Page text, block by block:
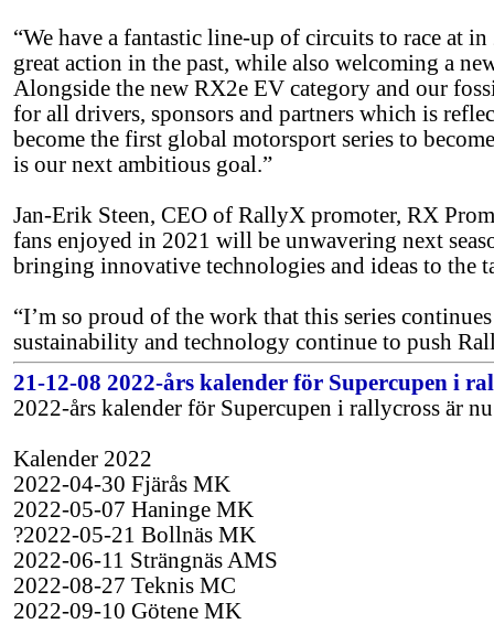
“We have a fantastic line-up of circuits to race at
great action in the past, while also welcoming a
Alongside the new RX2e EV category and our
for all drivers, sponsors and partners which is
become the first global motorsport series to
is our next ambitious goal.”
Jan-Erik Steen, CEO of RallyX promoter, RX
fans enjoyed in 2021 will be unwavering next
bringing innovative technologies and ideas to the
“I’m so proud of the work that this series
sustainability and technology continue to push
21-12-08 2022-års kalender för Supercupen i
2022-års kalender för Supercupen i rallycross är
Kalender 2022
2022-04-30 Fjärås MK
2022-05-07 Haninge MK
?2022-05-21 Bollnäs MK
2022-06-11 Strängnäs AMS
2022-08-27 Teknis MC
2022-09-10 Götene MK